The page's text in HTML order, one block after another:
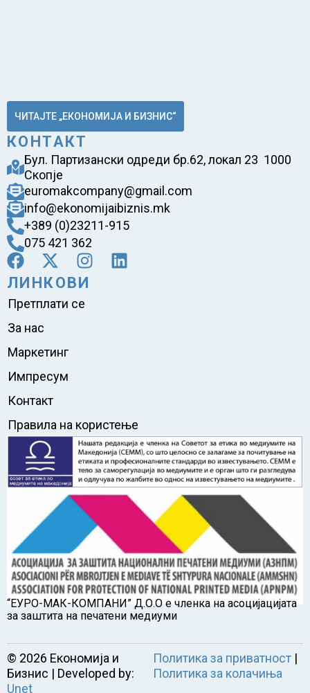
ЧИТАЈТЕ „ЕКОНОМИЈА И БИЗНИС“
КОНТАКТ
Бул. Партизански одреди бр.62, локал 23 1000
Скопје
euromakcompany@gmail.com
info@ekonomijaibiznis.mk
+389 (0)23211-915
075 421 362
ЛИНКОВИ
Претплати се
За нас
Маркетинг
Импресум
Контакт
Правила на користење
“ЕУРО-МАК-КОМПАНИ” Д.О.О е членка на асоцијацијата
за заштита на печатени медиуми
© 2026 Економија и
Бизнис | Developed by:
Unet
Политика за приватност|
Политика за колачиња